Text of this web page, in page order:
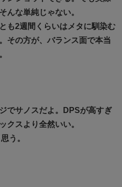
んな単純じゃない。
も2週間くらいはメタに馴染む
その方が、バランス面で本当
でサノスだよ。DPSが高すぎ
クスより全然いい。
う。